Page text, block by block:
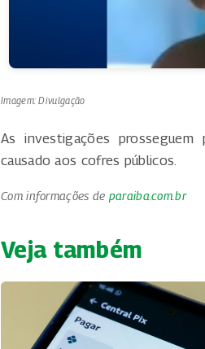
Imagem: Divulgação
As investigações
causado aos cofres públicos.
Com informações de paraiba.com.br
Veja também